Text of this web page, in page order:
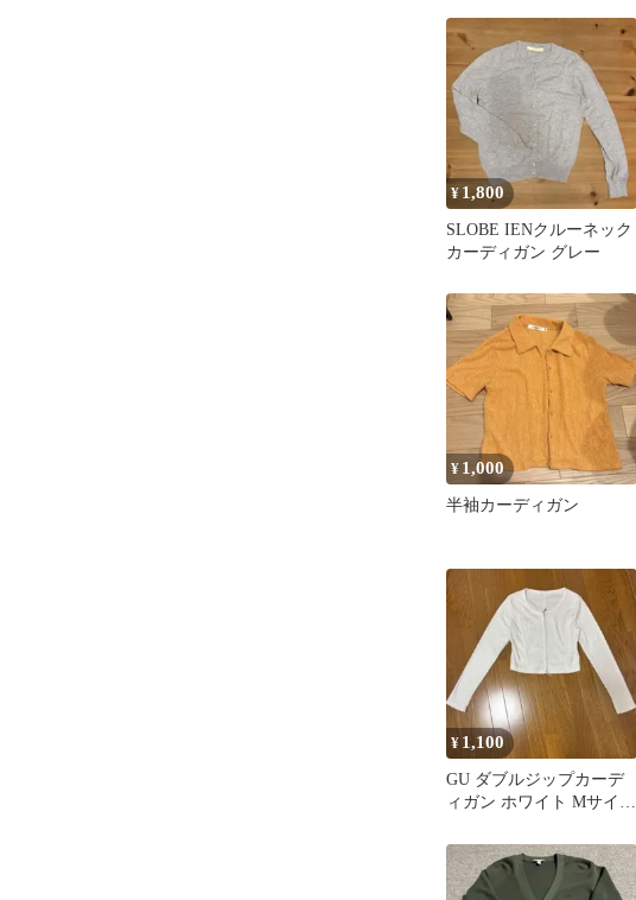
¥ 1,800
SLOBE IENクルーネック
カーディガン グレー
¥ 1,000
半袖カーディガン
¥ 1,100
GU ダブルジップカーデ
ィガン ホワイト Mサイズ